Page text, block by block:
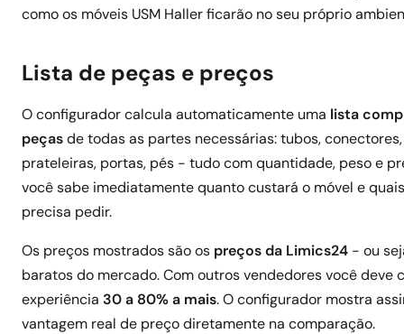
como os móveis USM Haller ficarão no seu próprio
Lista de peças e preços
O configurador calcula automaticamente uma lista
peçasde todas as partes necessárias: tubos,
prateleiras, portas, pés - tudo com quantidade, peso e
você sabe imediatamente quanto custará o móvel e
precisa pedir.
Os preços mostrados são os preços da Limics24 - ou
baratos do mercado. Com outros vendedores você deve
experiência 30 a 80% a mais. O configurador mostra
vantagem real de preço diretamente na comparação.